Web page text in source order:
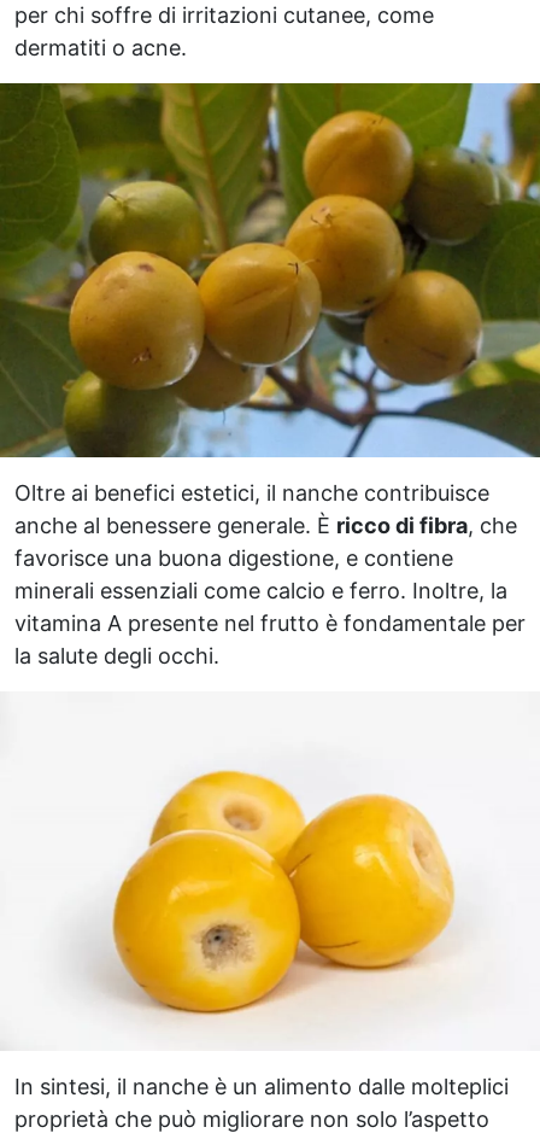
per chi soffre di irritazioni cutanee, come
dermatiti o acne.
Oltre ai benefici estetici, il nanche contribuisce
anche al benessere generale. È ricco di fibra, che
favorisce una buona digestione, e contiene
minerali essenziali come calcio e ferro. Inoltre, la
vitamina A presente nel frutto è fondamentale per
la salute degli occhi.
In sintesi, il nanche è un alimento dalle molteplici
proprietà che può migliorare non solo l’aspetto